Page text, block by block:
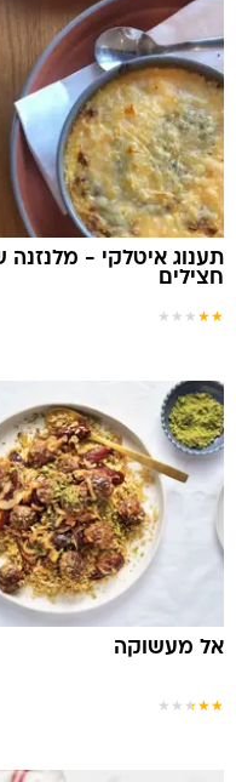
תענוג איטלקי - מלנזנה
חצילים
★
★
★
★
★
אל מעשוקה
★
★
★
★
★